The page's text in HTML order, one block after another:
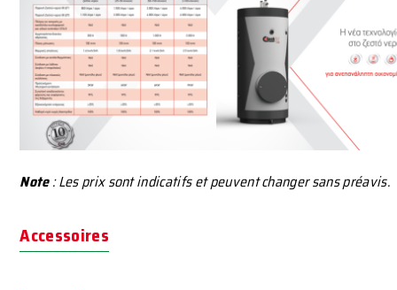
Note: Les prix sont indicatifs et peuvent changer sans préavis.
Accessoires